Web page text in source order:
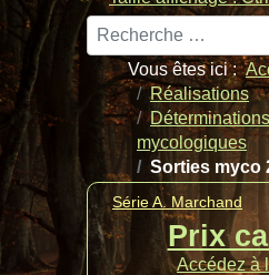
Rechercher
Vous êtes ici :
Réalisations
mycologiques
Sorties myco
Série A. Marchand
Prix
Accédez à